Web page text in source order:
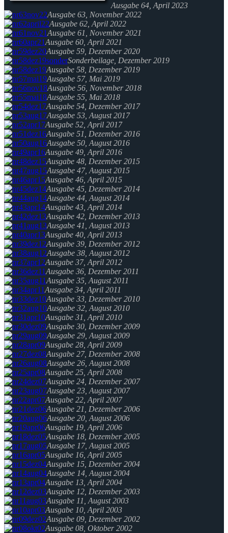
Ausgabe 64, April 2023
Ausgabe 63, November 2022
Ausgabe 62, April 2022
Ausgabe 61, November 2021
Ausgabe 60, April 2021
Ausgabe 59, Dezember 2020
Sonderbeilage, Dezember 2019
Ausgabe 58, Dezember 2019
Ausgabe 57, Mai 2019
Ausgabe 56, November 2018
Ausgabe 55, Mai 2018
Ausgabe 54, Dezember 2017
Ausgabe 53, August 2017
Ausgabe 52, April 2017
Ausgabe 51, Dezember 2016
Ausgabe 50, August 2016
Ausgabe 49, April 2016
Ausgabe 48, Dezember 2015
Ausgabe 47, August 2015
Ausgabe 46, April 2015
Ausgabe 45, Dezember 2014
Ausgabe 44, August 2014
Ausgabe 43, April 2014
Ausgabe 42, Dezember 2013
Ausgabe 41, August 2013
Ausgabe 40, April 2013
Ausgabe 39, Dezember 2012
Ausgabe 38, August 2012
Ausgabe 37, April 2012
Ausgabe 36, Dezember 2011
Ausgabe 35, August 2011
Ausgabe 34, April 2011
Ausgabe 33, Dezember 2010
Ausgabe 32, August 2010
Ausgabe 31, April 2010
Ausgabe 30, Dezember 2009
Ausgabe 29, August 2009
Ausgabe 28, April 2009
Ausgabe 27, Dezember 2008
Ausgabe 26, August 2008
Ausgabe 25, April 2008
Ausgabe 24, Dezember 2007
Ausgabe 23, August 2007
Ausgabe 22, April 2007
Ausgabe 21, Dezember 2006
Ausgabe 20, August 2006
Ausgabe 19, April 2006
Ausgabe 18, Dezember 2005
Ausgabe 17, August 2005
Ausgabe 16, April 2005
Ausgabe 15, Dezember 2004
Ausgabe 14, August 2004
Ausgabe 13, April 2004
Ausgabe 12, Dezember 2003
Ausgabe 11, August 2003
Ausgabe 10, April 2003
Ausgabe 09, Dezember 2002
Ausgabe 08, Oktober 2002